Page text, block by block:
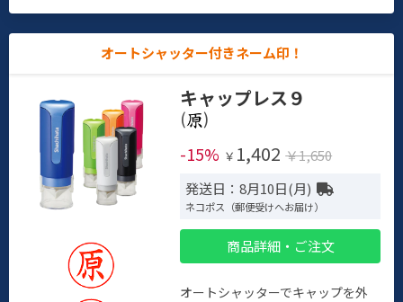
オートシャッター付きネーム印！
キャップレス９
(
)
-15% ￥ 1,402 ￥1,650
発送日：8月10日(月)
ネコポス（郵便受けへお届け）
商品詳細・ご注文
オートシャッターでキャップを外